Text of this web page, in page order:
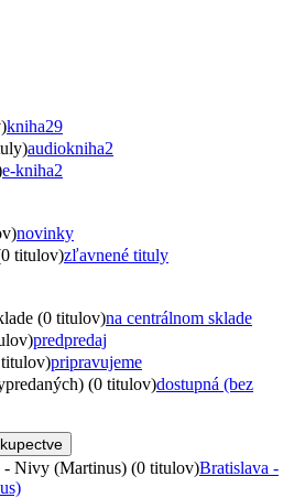
kniha29
audiokniha2
e-kniha2
novinky
titulov)zľavnené tituly
(0 titulov)na centrálnom sklade
predpredaj
pripravujeme
(0 titulov)dostupná (bez
- Nivy (Martinus) (0 titulov)Bratislava -